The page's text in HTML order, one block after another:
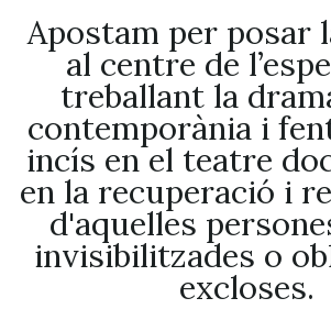
Apostam per posar
al centre de
treballant la
contemporània i
incís en el teatre
en la recuperació i
d'aquelles
invisibilitzades o
excloses.